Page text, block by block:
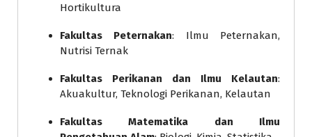
Hortikultura
Fakultas Peternakan: Ilmu Peternakan,
Nutrisi Ternak
Fakultas Perikanan dan Ilmu Kelautan:
Akuakultur, Teknologi Perikanan, Kelautan
Fakultas Matematika dan Ilmu